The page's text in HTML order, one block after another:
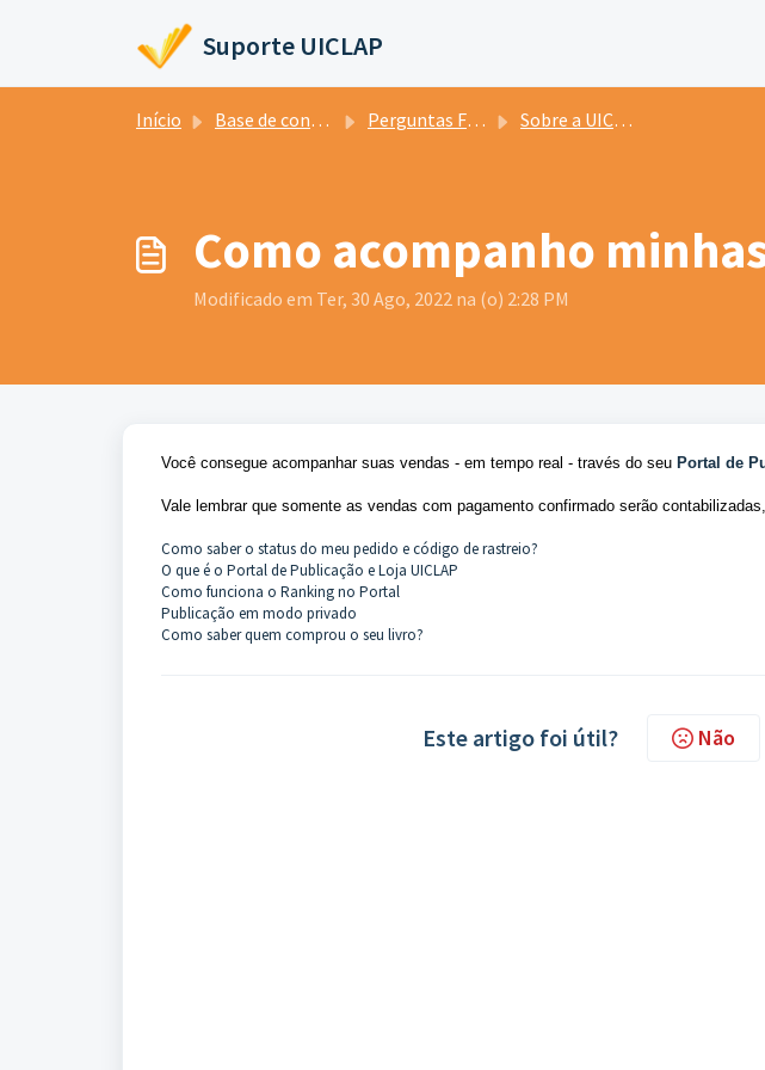
Suporte UICLAP
Início Base de conhecimento Perguntas Frequentes Sobre a UICLAP
Como acompanho
Modificado em Ter, 30 Ago, 2022 na (o) 2:28 PM
Você consegue acompanhar suas vendas - em tempo real - través do seu Portal de
Vale lembrar que somente as vendas com pagamento confirmado serão
Como saber o status do meu pedido e código de rastreio?
O que é o Portal de Publicação e Loja UICLAP
Como funciona o Ranking no Portal
Publicação em modo privado
Como saber quem comprou o seu livro?
Este artigo foi útil? Não